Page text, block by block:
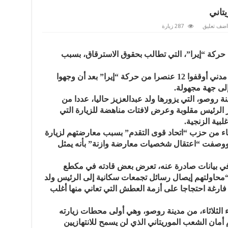
اضف تعليق 287 زيارة
“إيرا”، التي تطالب بحقوق الاسترقاق، بسبب
وقالت مصادر مطلعة إن ضباطا في زي مدني أوقفوا 12 عنصرا من حركة “إيرا” بعد أن وجهوا
إلى جهة مجهولة.
روصو، التي يزورها ولد عبدالعزيز حاليا، عددا من
مقلوبة وعرض لافتات مناهضة للزيارة التي
الزنجية.
من حزب “اتحاد قوى التقدم” بسبب معارضتهم لزيارة
ووصفت “اعتقال شخصيات معارضة وازنة” بأنه يمثل
بيانات صادرة عنه، تعرض بعض قادته في مكطع
“محاولتهم إيصال رسائل تجمعات سكانية إلى الرئيس ولد
احتجاجا على أزمة العطش التي تعاني منها أغلب
من مدينة روصو، وهي أولى محطات زيارته
أمان الشعب الموريتاني الذي لن يسمح للانتهازيين